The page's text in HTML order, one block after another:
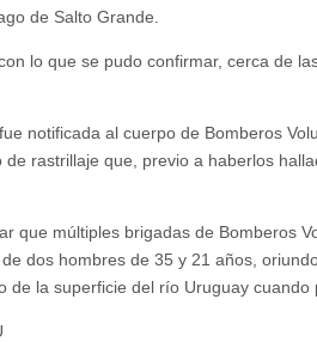
de Salto Grande.
lo que se pudo confirmar, cerca de
notificada al cuerpo de Bomberos
de rastrillaje que, previo a haberlos
que múltiples brigadas de Bomberos
dos hombres de 35 y 21 años,
de la superficie del río Uruguay cuando